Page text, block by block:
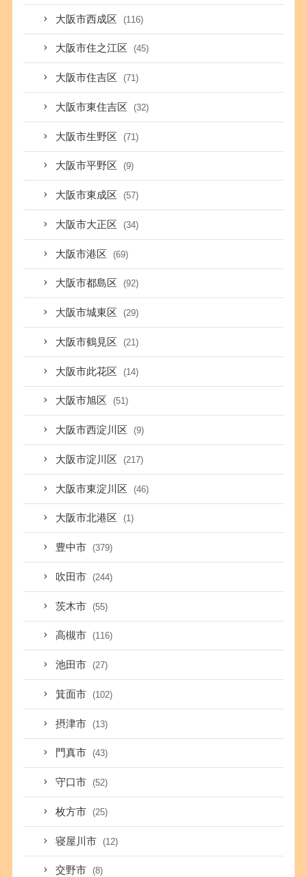
大阪市西成区 (116)
大阪市住之江区 (45)
大阪市住吉区 (71)
大阪市東住吉区 (32)
大阪市生野区 (71)
大阪市平野区 (9)
大阪市東成区 (57)
大阪市大正区 (34)
大阪市港区 (69)
大阪市都島区 (92)
大阪市城東区 (29)
大阪市鶴見区 (21)
大阪市此花区 (14)
大阪市旭区 (51)
大阪市西淀川区 (9)
大阪市淀川区 (217)
大阪市東淀川区 (46)
大阪市北港区 (1)
豊中市 (379)
吹田市 (244)
茨木市 (55)
高槻市 (116)
池田市 (27)
箕面市 (102)
摂津市 (13)
門真市 (43)
守口市 (52)
枚方市 (25)
寝屋川市 (12)
交野市 (8)